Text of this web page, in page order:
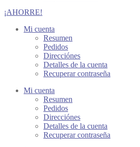
¡AHORRE!
Mi cuenta
Resumen
Pedidos
Direcciónes
Detalles de la cuenta
Recuperar contraseña
Mi cuenta
Resumen
Pedidos
Direcciónes
Detalles de la cuenta
Recuperar contraseña